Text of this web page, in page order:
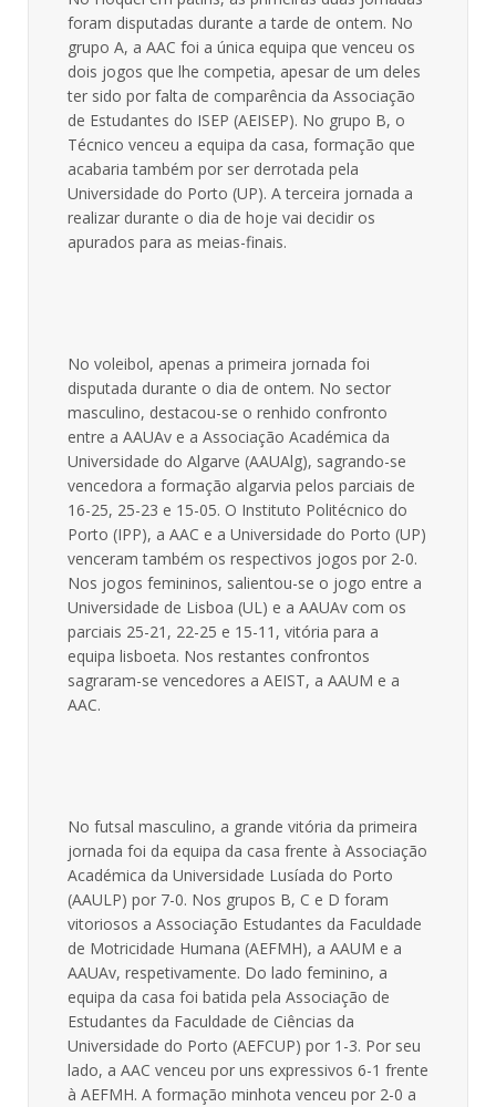
foram disputadas durante a tarde de ontem. No
grupo A, a AAC foi a única equipa que venceu os
dois jogos que lhe competia, apesar de um deles
ter sido por falta de comparência da Associação
de Estudantes do ISEP (AEISEP). No grupo B, o
Técnico venceu a equipa da casa, formação que
acabaria também por ser derrotada pela
Universidade do Porto (UP). A terceira jornada a
realizar durante o dia de hoje vai decidir os
apurados para as meias-finais.
No voleibol, apenas a primeira jornada foi
disputada durante o dia de ontem. No sector
masculino, destacou-se o renhido confronto
entre a AAUAv e a Associação Académica da
Universidade do Algarve (AAUAlg), sagrando-se
vencedora a formação algarvia pelos parciais de
16-25, 25-23 e 15-05. O Instituto Politécnico do
Porto (IPP), a AAC e a Universidade do Porto (UP)
venceram também os respectivos jogos por 2-0.
Nos jogos femininos, salientou-se o jogo entre a
Universidade de Lisboa (UL) e a AAUAv com os
parciais 25-21, 22-25 e 15-11, vitória para a
equipa lisboeta. Nos restantes confrontos
sagraram-se vencedores a AEIST, a AAUM e a
AAC.
No futsal masculino, a grande vitória da primeira
jornada foi da equipa da casa frente à Associação
Académica da Universidade Lusíada do Porto
(AAULP) por 7-0. Nos grupos B, C e D foram
vitoriosos a Associação Estudantes da Faculdade
de Motricidade Humana (AEFMH), a AAUM e a
AAUAv, respetivamente. Do lado feminino, a
equipa da casa foi batida pela Associação de
Estudantes da Faculdade de Ciências da
Universidade do Porto (AEFCUP) por 1-3. Por seu
lado, a AAC venceu por uns expressivos 6-1 frente
à AEFMH. A formação minhota venceu por 2-0 a